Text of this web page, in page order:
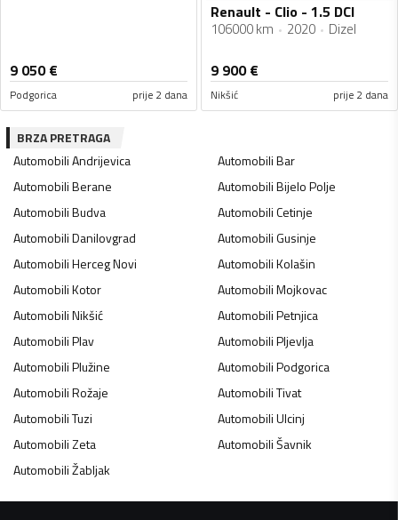
9 050€
Podgorica prije 2 dana
Renault - Clio - 1.5 DCI
106000 km 2020 Dizel
9 900€
Nikšić prije 2 dana
BRZA PRETRAGA
AutomobiliAndrijevica AutomobiliBar
AutomobiliBerane AutomobiliBijelo Polje
AutomobiliBudva AutomobiliCetinje
AutomobiliDanilovgrad AutomobiliGusinje
AutomobiliHerceg Novi AutomobiliKolašin
AutomobiliKotor AutomobiliMojkovac
AutomobiliNikšić AutomobiliPetnjica
AutomobiliPlav AutomobiliPljevlja
AutomobiliPlužine AutomobiliPodgorica
AutomobiliRožaje AutomobiliTivat
AutomobiliTuzi AutomobiliUlcinj
AutomobiliZeta AutomobiliŠavnik
AutomobiliŽabljak